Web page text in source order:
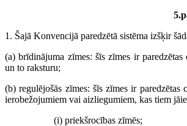
1. Šajā Konvencijā paredzētā sistēma izšķir
(a) brīdinājuma zīmes: šīs zīmes ir
un to raksturu;
(b) regulējošās zīmes: šīs zīmes ir
ierobežojumiem vai aizliegumiem, kas tiem
(i) priekšrocības zīmēs;